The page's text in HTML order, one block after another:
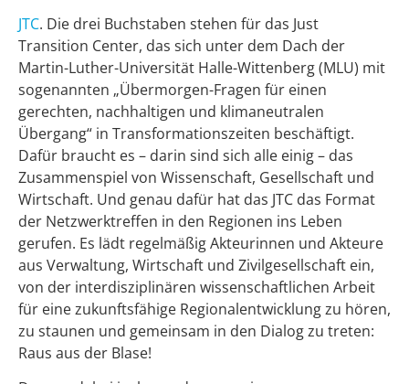
JTC. Die drei Buchstaben stehen für das Just
Transition Center, das sich unter dem Dach der
Martin-Luther-Universität Halle-Wittenberg (MLU) mit
sogenannten „Übermorgen-Fragen für einen
gerechten, nachhaltigen und klimaneutralen
Übergang“ in Transformationszeiten beschäftigt.
Dafür braucht es – darin sind sich alle einig – das
Zusammenspiel von Wissenschaft, Gesellschaft und
Wirtschaft. Und genau dafür hat das JTC das Format
der Netzwerktreffen in den Regionen ins Leben
gerufen. Es lädt regelmäßig Akteurinnen und Akteure
aus Verwaltung, Wirtschaft und Zivilgesellschaft ein,
von der interdisziplinären wissenschaftlichen Arbeit
für eine zukunftsfähige Regionalentwicklung zu hören,
zu staunen und gemeinsam in den Dialog zu treten:
Raus aus der Blase!